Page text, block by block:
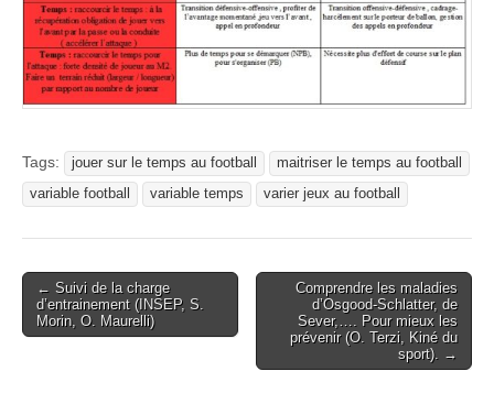
Tags: jouer sur le temps au football
maitriser le temps au football
variable football
variable temps varier jeux au football
Post
navigation
← Suivi de la charge
d’entrainement (INSEP, S.
Morin, O. Maurelli)
Comprendre les maladies
d’Osgood-Schlatter, de
Sever,…. Pour mieux les
prévenir (O. Terzi, Kiné du
sport). →